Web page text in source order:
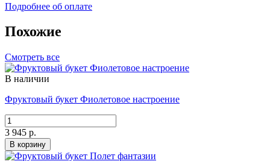
Подробнее об оплате
Похожие
Смотреть все
В наличии
Фруктовый букет Фиолетовое настроение
3 945 р.
В корзину